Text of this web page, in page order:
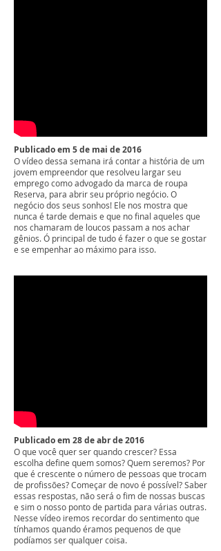
Publicado em 5 de mai de 2016
O vídeo dessa semana irá contar a história de um
jovem empreendor que resolveu largar seu
emprego como advogado da marca de roupa
Reserva, para abrir seu próprio negócio. O
negócio dos seus sonhos! Ele nos mostra que
nunca é tarde demais e que no final aqueles que
nos chamaram de loucos passam a nos achar
gênios. Ó principal de tudo é fazer o que se gostar
e se empenhar ao máximo para isso.
Publicado em 28 de abr de 2016
O que você quer ser quando crescer? Essa
escolha define quem somos? Quem seremos? Por
que é crescente o número de pessoas que trocam
de profissões? Começar de novo é possível? Saber
essas respostas, não será o fim de nossas buscas
e sim o nosso ponto de partida para várias outras.
Nesse vídeo iremos recordar do sentimento que
tínhamos quando éramos pequenos de que
podíamos ser qualquer coisa.